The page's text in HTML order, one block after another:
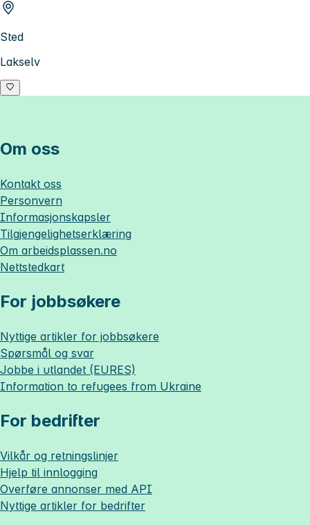
Sted
Lakselv
Om oss
Kontakt oss
Personvern
Informasjonskapsler
Tilgjengelighetserklæring
Om arbeidsplassen.no
Nettstedkart
For jobbsøkere
Nyttige artikler for jobbsøkere
Spørsmål og svar
Jobbe i utlandet (EURES)
Information to refugees from Ukraine
For bedrifter
Vilkår og retningslinjer
Hjelp til innlogging
Overføre annonser med API
Nyttige artikler for bedrifter